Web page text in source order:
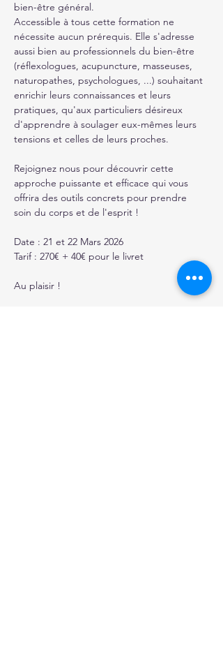
bien-être général.
Accessible à tous cette formation ne
nécessite aucun prérequis. Elle s'adresse
aussi bien au professionnels du bien-être
(réflexologues, acupuncture, masseuses,
naturopathes, psychologues, ...) souhaitant
enrichir leurs connaissances et leurs
pratiques, qu'aux particuliers désireux
d'apprendre à soulager eux-mêmes leurs
tensions et celles de leurs proches.
Rejoignez nous pour découvrir cette
approche puissante et efficace qui vous
offrira des outils concrets pour prendre
soin du corps et de l'esprit !
Date : 21 et 22 Mars 2026
Tarif : 270€ + 40€ pour le livret
Au plaisir !